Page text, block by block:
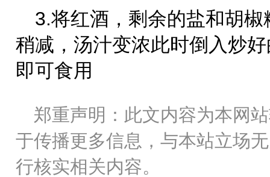
3.将红酒，剩余的盐和胡
稍减，汤汁变浓此时倒入炒
即可食用
郑重声明：此文内容为本网
于传播更多信息，与本站立场
行核实相关内容。